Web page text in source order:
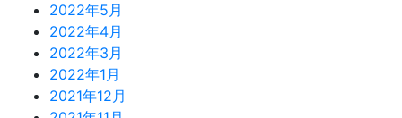
2022年5月
2022年4月
2022年3月
2022年1月
2021年12月